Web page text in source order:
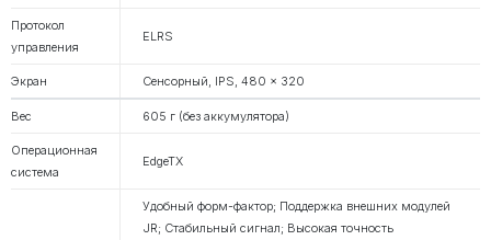
Протокол
управления
ELRS
Экран Сенсорный, IPS, 480 x 320
Вес 605 г (без аккумулятора)
Операционная
система
EdgeTX
Удобный форм-фактор; Поддержка внешних модулей
JR; Стабильный сигнал; Высокая точность